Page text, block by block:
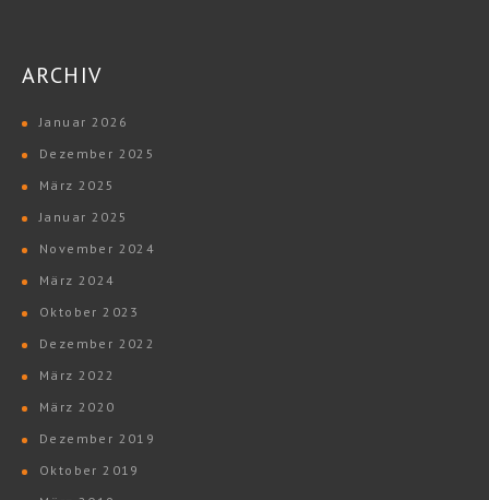
ARCHIV
Januar 2026
Dezember 2025
März 2025
Januar 2025
November 2024
März 2024
Oktober 2023
Dezember 2022
März 2022
März 2020
Dezember 2019
Oktober 2019